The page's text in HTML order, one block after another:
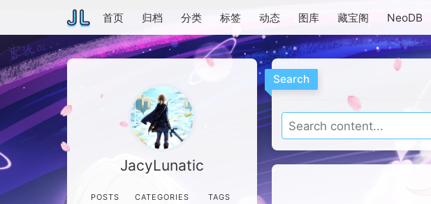
首页 归档 分类 标签 动态 图库 藏宝阁 NeoDB
Search
JacyLunatic
POSTS CATEGORIES TAGS